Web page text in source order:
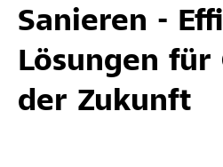
Sanieren -
Lösungen für
der Zukunft